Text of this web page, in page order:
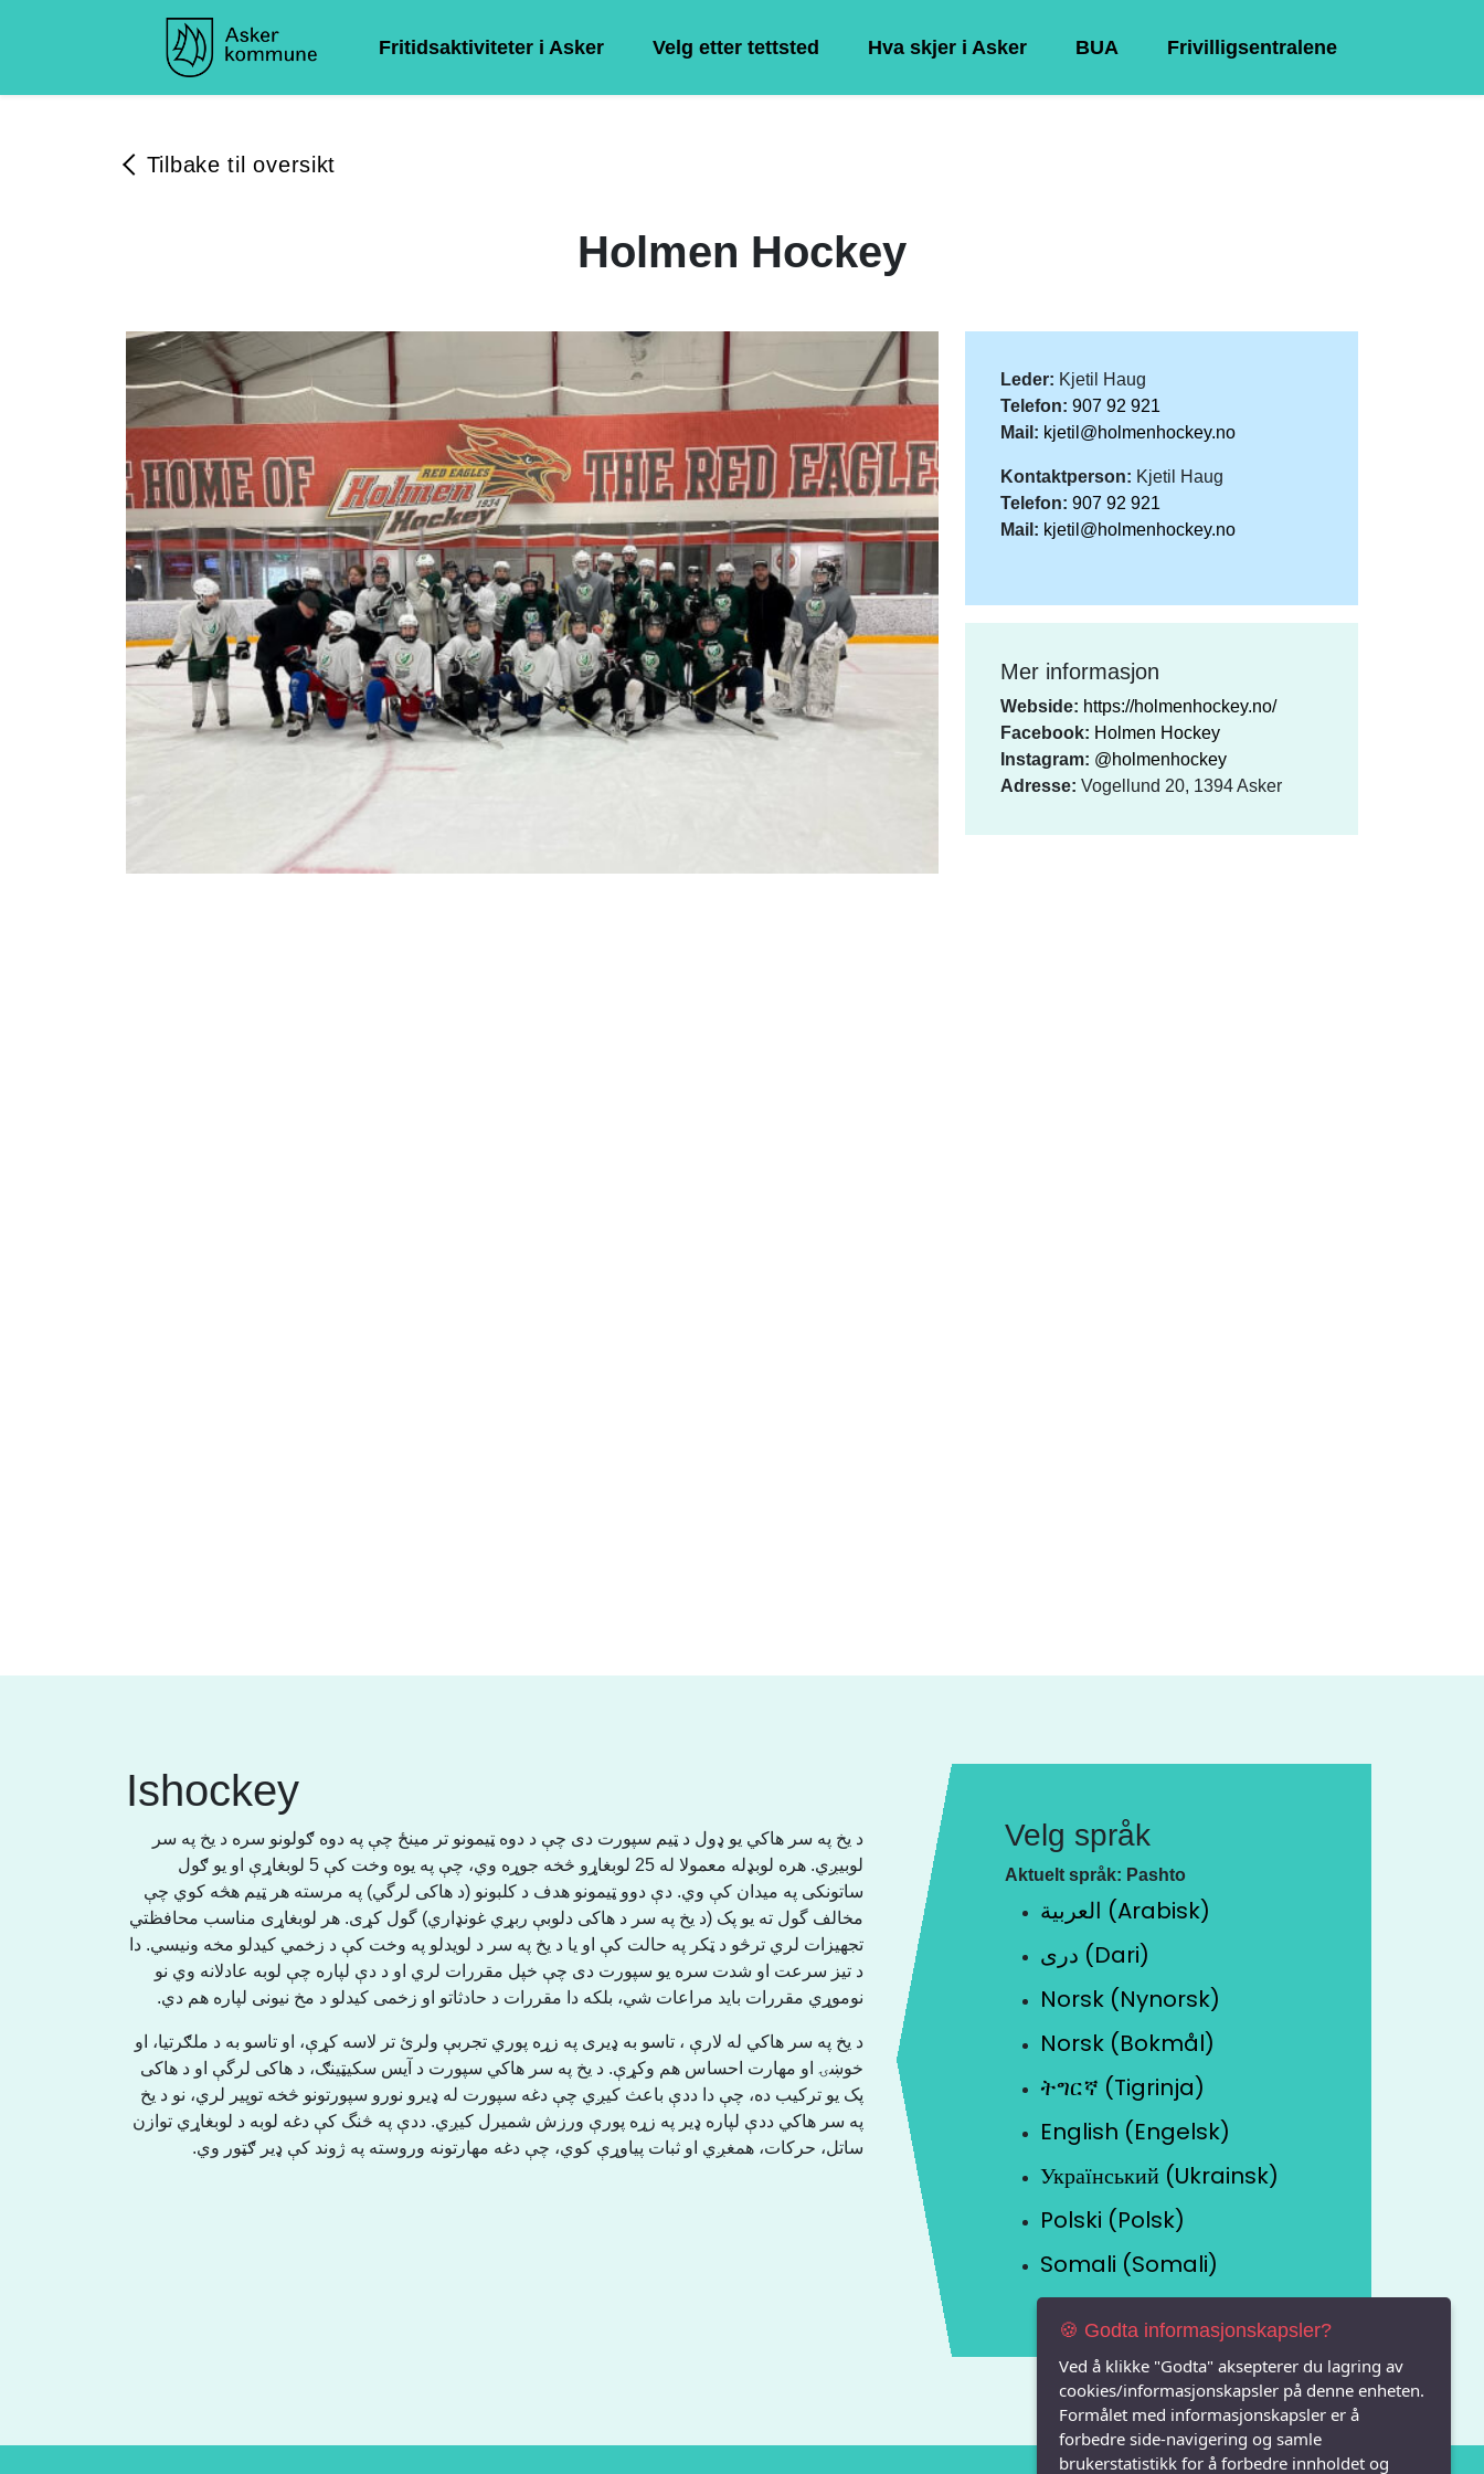
Fritidsaktiviteter i Asker Velg etter tettsted Hva skjer i Asker BUA Frivilligsentralene
Tilbake til oversikt
Holmen Hockey
Leder: Kjetil Haug
Telefon: 907 92 921
Mail: kjetil@holmenhockey.no
Kontaktperson: Kjetil Haug
Telefon: 907 92 921
Mail: kjetil@holmenhockey.no
Mer informasjon
Webside: https://holmenhockey.no/
Facebook: Holmen Hockey
Instagram: @holmenhockey
Adresse: Vogellund 20, 1394 Asker
Ishockey
د یخ په سر هاکي یو ډول د ټیم سپورت دی چې د دوه ټیمونو تر مینځ چې په دوه ګولونو سره د یخ په سر
لوبیږي. هره لوبډله معمولا له 25 لوبغاړو څخه جوړه وي، چې په یوه وخت کې 5 لوبغاړې او یو ګول
ساتونکی په میدان کې وي. دې دوو ټیمونو هدف د کلبونو (د هاکی لرگي) په مرسته هر ټیم هڅه کوي چې
مخالف گول ته یو پک (د یخ په سر د هاكى دلوبې ربړي غونډاري) گول کړی. هر لوبغاړی مناسب محافظتي
تجهیزات لري ترڅو د ټکر په حالت کې او یا د یخ په سر د لویدلو په وخت کې د زخمي کیدلو مخه ونیسي. دا
د تیز سرعت او شدت سره یو سپورت دی چې خپل مقررات لري او د دې لپاره چې لوبه عادلانه وي نو
نوموړي مقررات باید مراعات شي، بلکه دا مقررات د حادثاتو او زخمی کیدلو د مخ نیونی لپاره هم دي.
د یخ په سر هاکي له لارې ، تاسو به ډیری په زړه پوري تجربې ولرئ تر لاسه کړې، او تاسو به د ملګرتیا، او
خوښۍ او مهارت احساس هم وکړې. د یخ په سر هاکي سپورت د آیس سکیټینګ، د هاکی لرگې او د هاکی
پک یو ترکیب ده، چې دا ددې باعث کیږي چې دغه سپورت له ډیرو نورو سپورتونو څخه توپیر لري، نو د یخ
په سر هاکي ددې لپاره ډیر په زړه پورې ورزش شمیرل کیږي. ددې په څنگ کې دغه لوبه د لوبغاړي توازن
ساتل، حرکات، همغږي او ثبات پیاوړې کوي، چې دغه مهارتونه وروسته په ژوند کې ډیر ګټور وي.
Velg språk
Aktuelt språk: Pashto
العربية (Arabisk)
دری (Dari)
Norsk (Nynorsk)
Norsk (Bokmål)
ትግርኛ (Tigrinja)
English (Engelsk)
Український (Ukrainsk)
Polski (Polsk)
Somali (Somali)
🍪 Godta informasjonskapsler?
Ved å klikke "Godta" aksepterer du lagring av
cookies/informasjonskapsler på denne enheten.
Formålet med informasjonskapsler er å
forbedre side-navigering og samle
brukerstatistikk for å forbedre innholdet og